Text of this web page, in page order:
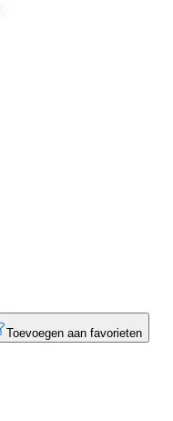
Toevoegen aan favorieten